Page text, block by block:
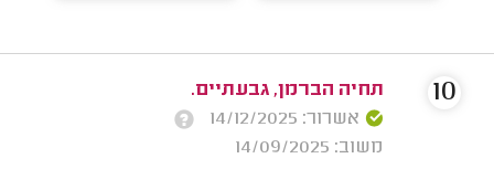
תחיה הברמן, גבעתיים.
אשרור: 14/12/2025
משוב: 14/09/2025
10